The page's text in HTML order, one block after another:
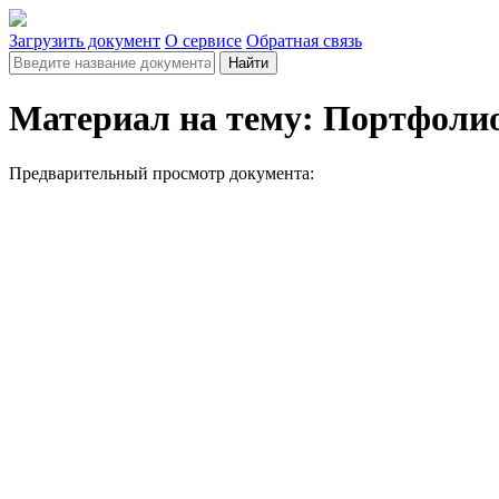
Загрузить документ О сервисе Обратная связь
Найти
Материал на тему:
Предварительный просмотр документа: